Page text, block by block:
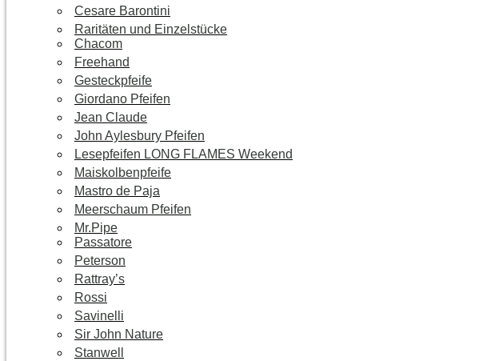
Cesare Barontini
Raritäten und Einzelstücke
Chacom
Freehand
Gesteckpfeife
Giordano Pfeifen
Jean Claude
John Aylesbury Pfeifen
Lesepfeifen LONG FLAMES Weekend
Maiskolbenpfeife
Mastro de Paja
Meerschaum Pfeifen
Mr.Pipe
Passatore
Peterson
Rattray’s
Rossi
Savinelli
Sir John Nature
Stanwell